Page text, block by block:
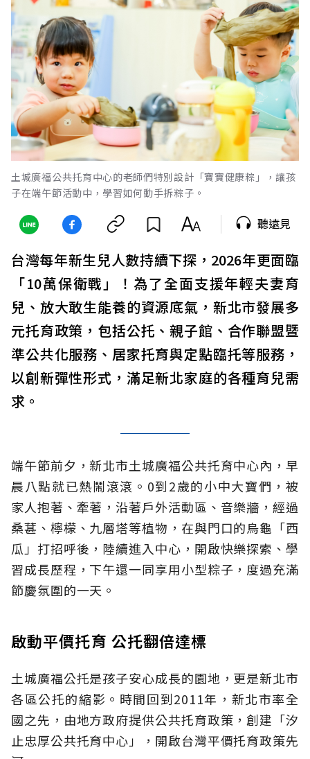
土城廣福公共托育中心的老師們特別設計「寶寶健康粽」，讓孩
子在端午節活動中，學習如何動手拆粽子。
聽遠見
台灣每年新生兒人數持續下探，2026年更面臨
「10萬保衛戰」！為了全面支援年輕夫妻育
兒、放大敢生能養的資源底氣，新北市發展多
元托育政策，包括公托、親子館、合作聯盟暨
準公共化服務、居家托育與定點臨托等服務，
以創新彈性形式，滿足新北家庭的各種育兒需
求。
端午節前夕，新北市土城廣福公共托育中心內，早
晨八點就已熱鬧滾滾。0到2歲的小中大寶們，被
家人抱著、牽著，沿著戶外活動區、音樂牆，經過
桑葚、檸檬、九層塔等植物，在與門口的烏龜「西
瓜」打招呼後，陸續進入中心，開啟快樂探索、學
習成長歷程，下午還一同享用小型粽子，度過充滿
節慶氛圍的一天。
啟動平價托育 公托翻倍達標
土城廣福公托是孩子安心成長的園地，更是新北市
各區公托的縮影。時間回到2011年，新北市率全
國之先，由地方政府提供公共托育政策，創建「汐
止忠厚公共托育中心」，開啟台灣平價托育政策先